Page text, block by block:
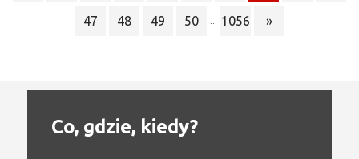
47 48 49 50 1056 »
Co, gdzie, kiedy?